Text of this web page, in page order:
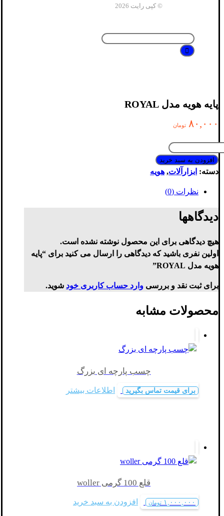
© کپی رایت 2026
پایه هویه مدل ROYAL
۸۰,۰۰۰ تومان
هویه
مدل
افزودن به سبد خرید
دسته: ابزارآلات, هویه
نظرات (0)
دیدگاهها
هیچ دیدگاهی برای این محصول نوشته نشده است.
اولین نفری باشید که دیدگاهی را ارسال می کنید برای “پایه
هویه مدل ROYAL”
برای ثبت نقد و بررسی وارد حساب کاربری خود شوید.
محصولات مشابه
چسب پارچه ای بزرگ
برای قیمت تماس بگیرید اطلاعات بیشتر
قلع 100 گرمی woller
۱,۰۰۰,۰۰۰ تومان افزودن به سبد خرید